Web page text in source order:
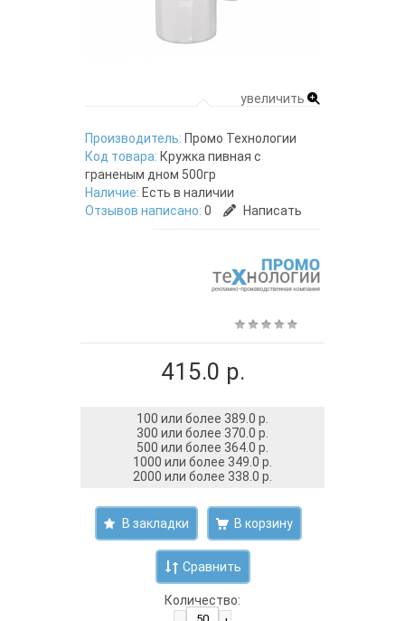
увеличить
Производитель: Промо Технологии
Код товара: Кружка пивная с
граненым дном 500гр
Наличие: Есть в наличии
Отзывов написано: 0 Написать
415.0 р.
100 или более 389.0 р.
300 или более 370.0 р.
500 или более 364.0 р.
1000 или более 349.0 р.
2000 или более 338.0 р.
В закладки
Сравнить
Количество: